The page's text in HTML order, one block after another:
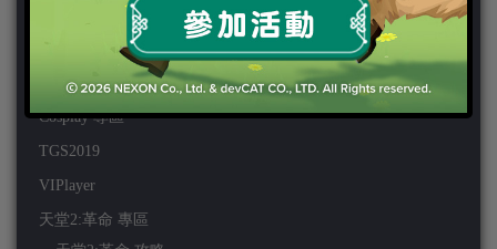
ChinaJoy 2018
Chinajoy2025
Cosplay 專區
TGS2019
VIPlayer
天堂2:革命 專區